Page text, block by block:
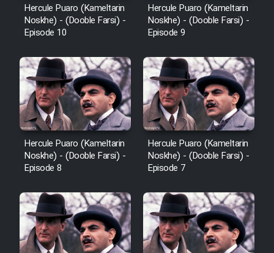
Hercule Puaro (Kameltarin
Noskhe) - (Dooble Farsi) -
Episode 10
Hercule Puaro (Kameltarin
Noskhe) - (Dooble Farsi) -
Episode 9
Hercule Puaro (Kameltarin
Noskhe) - (Dooble Farsi) -
Episode 8
Hercule Puaro (Kameltarin
Noskhe) - (Dooble Farsi) -
Episode 7